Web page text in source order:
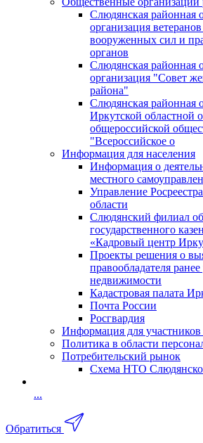
Слюдянская районная
организация
вооруженных сил и
органов
Слюдянская районная
организация "Совет
района"
Слюдянская районная
Иркутской областной
общероссийской
"Всероссийское о
Информация для населения
Информация о
местного
Управление
области
Слюдянский филиал
государственного
«Кадровый центр
Проекты решения о
правообладателя
недвижимости
Кадастровая палата
Почта России
Росгвардия
Информация для
Политика в области
Потребительский рынок
Схема НТО
...
Обратиться